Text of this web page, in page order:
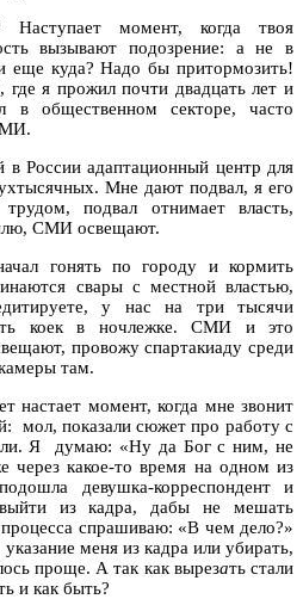
Наступает момент, когда твоя
вызывают подозрение: а не в
еще куда? Надо бы притормозить!
я прожил почти двадцать лет и
в общественном секторе, часто
России адаптационный центр для
Мне дают подвал, я его
подвал отнимает власть,
СМИ освещают.
гонять по городу и кормить
свары с местной властью,
у нас на три тысячи
коек в ночлежке. СМИ и это
провожу спартакиаду среди
там.
настает момент, когда мне звонит
мол, показали сюжет про работу с
Я думаю: «Ну да Бог с ним, не
через какое-то время на одном из
девушка-корреспондент и
выйти из кадра, дабы не мешать
спрашиваю: «В чем дело?»
меня из кадра или убирать,
проще. А так как вырезать стали
и как быть?